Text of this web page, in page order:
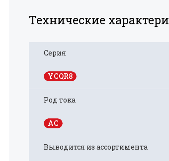
Технические
Серия
YCQR8
Род тока
AC
Выводится из ассортимента